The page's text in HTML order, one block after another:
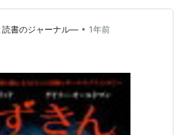
書のジャーナル― • 1年前